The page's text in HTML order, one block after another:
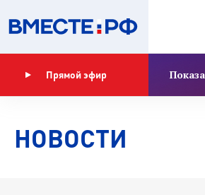
Прямой эфир
НОВОСТИ